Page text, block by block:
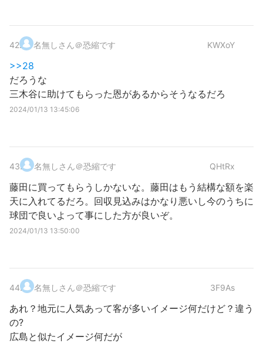
42. 名無しさん＠恐縮です KWXoY
>>28
だろうな
三木谷に助けてもらった恩があるからそうなるだろ
2024/01/13 13:45:06
43. 名無しさん＠恐縮です QHtRx
藤田に買ってもらうしかないな。藤田はもう結構な額を楽
天に入れてるだろ。回収見込みはかなり悪いし今のうちに
球団で良いよって事にした方が良いぞ。
2024/01/13 13:50:00
44. 名無しさん＠恐縮です 3F9As
あれ？地元に人気あって客が多いイメージ何だけど？違う
の?
広島と似たイメージ何だが